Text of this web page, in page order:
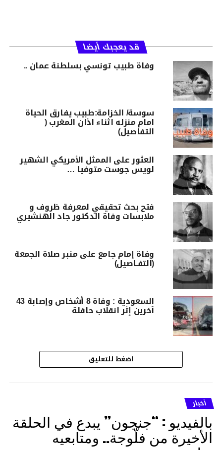
قد يعجبك أيضا
وفاة طبيب تونسي بسلطنة عمان ..
سوسة/ الخزامة:طبيب يفارق الحياة
امام منزله اثناء اذان المغرب (
التفاصيل)
العثور على الممثل الأمريكي الشهير
لويس جوست متوفيا …
فتح بحث تحقيقي لمعرفة ظروف و
ملابسات وفاة الدكتور جاد الهنشيري
وفاة إمام جامع على منبر صلاة الجمعة
(التفـاصيل)
السعودية : وفاة 8 أشخاص وإصابة 43
آخرين إثر انقلاب حافلة
اضغط للتعليق
أخبار
بالفيديو : “جنجون” يبدع في الحلقة
الأخيرة من فلّوجة.. ومتابعيه